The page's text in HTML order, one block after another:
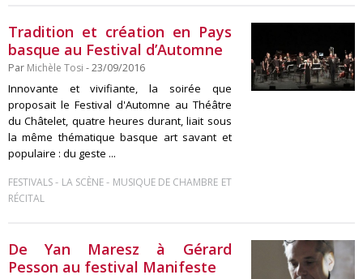
Tradition et création en Pays
basque au Festival d’Automne
Par Michèle Tosi - 23/09/2016
Innovante et vivifiante, la soirée que
proposait le Festival d'Automne au Théâtre
du Châtelet, quatre heures durant, liait sous
la même thématique basque art savant et
populaire : du geste ...
FESTIVALS- LA SCÈNE- MUSIQUE DE CHAMBRE ET
RÉCITAL
De Yan Maresz à Gérard
Pesson au festival Manifeste